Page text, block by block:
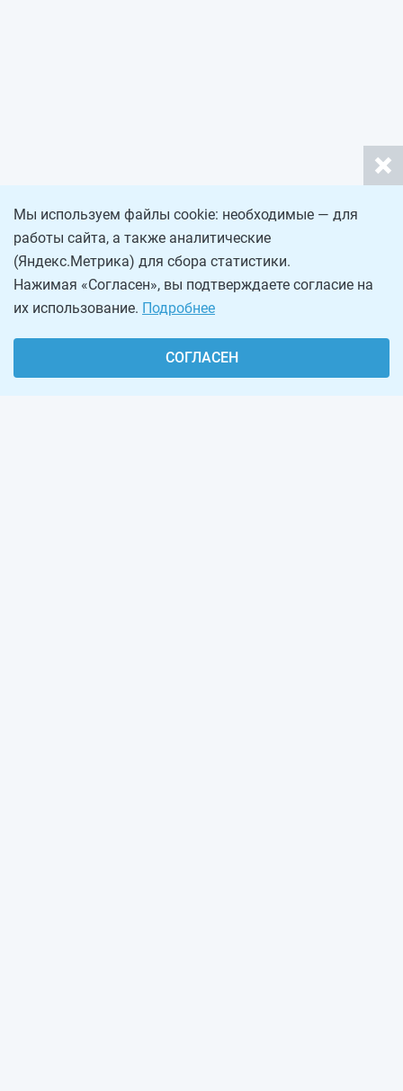
Мы используем файлы cookie: необходимые — для
работы сайта, а также аналитические
(Яндекс.Метрика) для сбора статистики.
Нажимая «Согласен», вы подтверждаете согласие на
их использование. Подробнее
СОГЛАСЕН